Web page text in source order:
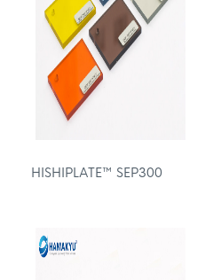
HISHIPLATE™ SEP300